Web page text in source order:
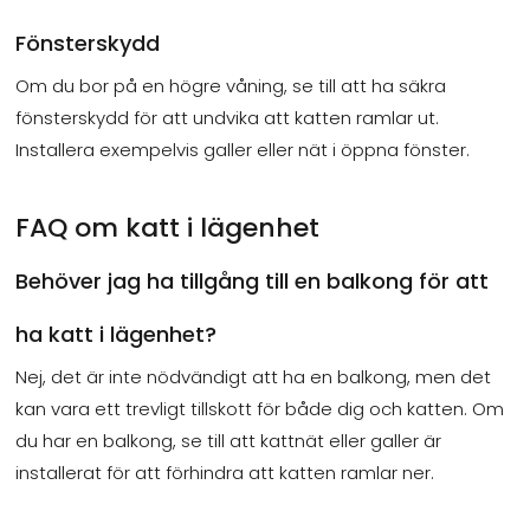
Fönsterskydd
Om du bor på en högre våning, se till att ha säkra
fönsterskydd för att undvika att katten ramlar ut.
Installera exempelvis galler eller nät i öppna fönster.
FAQ om katt i lägenhet
Behöver jag ha tillgång till en balkong för att
ha katt i lägenhet?
Nej, det är inte nödvändigt att ha en balkong, men det
kan vara ett trevligt tillskott för både dig och katten. Om
du har en balkong, se till att kattnät eller galler är
installerat för att förhindra att katten ramlar ner.